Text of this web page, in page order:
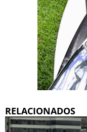
RELACIONADOS